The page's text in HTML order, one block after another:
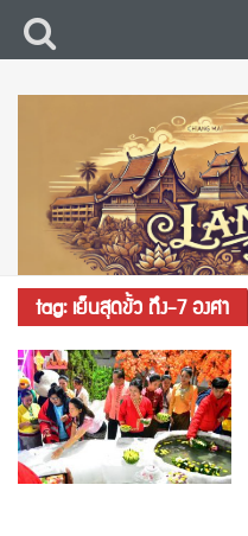
tag: เย็นสุดขั้ว ถึง-7 องศา